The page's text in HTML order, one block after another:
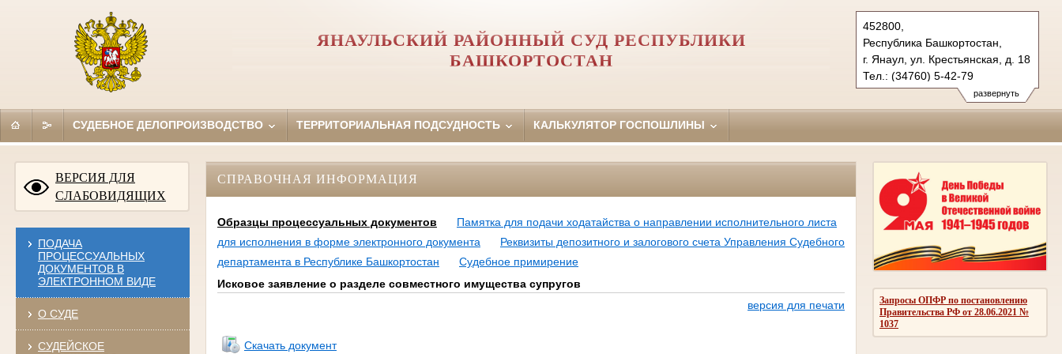
развернуть
452800,
Республика Башкортостан,
г. Янаул, ул. Крестьянская, д. 18
Тел.: (34760) 5-42-79
yanaulsky.bkr@sudrf.ru
ЯНАУЛЬСКИЙ РАЙОННЫЙ СУД РЕСПУБЛИКИ
БАШКОРТОСТАН
СУДЕБНОЕ ДЕЛОПРОИЗВОДСТВО ТЕРРИТОРИАЛЬНАЯ ПОДСУДНОСТЬ КАЛЬКУЛЯТОР ГОСПОШЛИНЫ
ВЕРСИЯ ДЛЯ
СЛАБОВИДЯЩИХ
ПОДАЧА
ПРОЦЕССУАЛЬНЫХ
ДОКУМЕНТОВ В
ЭЛЕКТРОННОМ ВИДЕ
О СУДЕ
СУДЕЙСКОЕ
Запросы ОПФР по постановлению
Правительства РФ от 28.06.2021 №
1037
СПРАВОЧНАЯ ИНФОРМАЦИЯ
Образцы процессуальных документов
Памятка для подачи ходатайства о направлении исполнительного листа
для исполнения в форме электронного документа
Реквизиты депозитного и залогового счета Управления Судебного
департамента в Республике Башкортостан
Судебное примирение
Исковое заявление о разделе совместного имущества супругов
версия для печати
Скачать документ